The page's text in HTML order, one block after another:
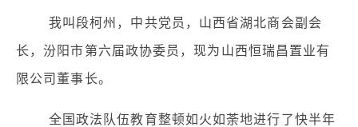
我叫段柯州，中共党员，山西省湖北商会副会
长，汾阳市第六届政协委员，现为山西恒瑞昌置业有
限公司董事长。
全国政法队伍教育整顿如火如荼地进行了快半年